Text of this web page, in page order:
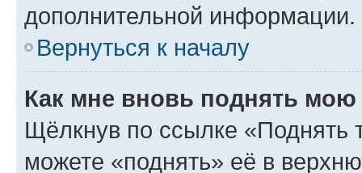
дополнительной информации.
Вернуться к началу
Как мне вновь поднять мою
Щёлкнув по ссылке «Поднять
можете «поднять» её в